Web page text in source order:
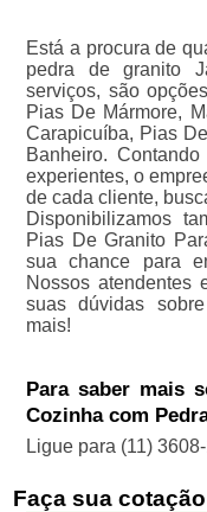
Está a procura de
pedra de granito
serviços, são
Pias De Mármore,
Carapicuíba, Pias
Banheiro.
experientes, o
de cada cliente,
Disponibilizamos
Pias De Granito
sua chance para
Nossos atendentes
suas dúvidas
mais!
Para saber mais
Cozinha com
Ligue para (11)
Faça sua cotação